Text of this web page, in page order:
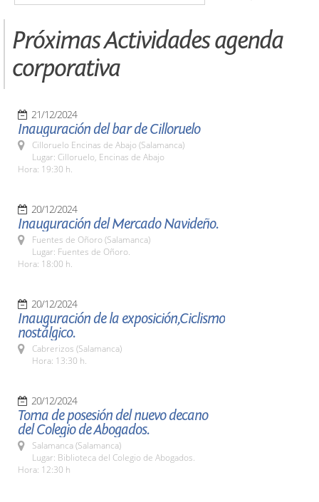
Próximas Actividades agenda
corporativa
21/12/2024
Inauguración del bar de Cilloruelo
Cilloruelo Encinas de Abajo (Salamanca)
Lugar: Cilloruelo, Encinas de Abajo
Hora: 19:30 h.
20/12/2024
Inauguración del Mercado Navideño.
Fuentes de Oñoro (Salamanca)
Lugar: Fuentes de Oñoro.
Hora: 18:00 h.
20/12/2024
Inauguración de la exposición,Ciclismo
nostálgico.
Cabrerizos (Salamanca)
Hora: 13:30 h.
20/12/2024
Toma de posesión del nuevo decano
del Colegio de Abogados.
Salamanca (Salamanca)
Lugar: Biblioteca del Colegio de Abogados.
Hora: 12:30 h